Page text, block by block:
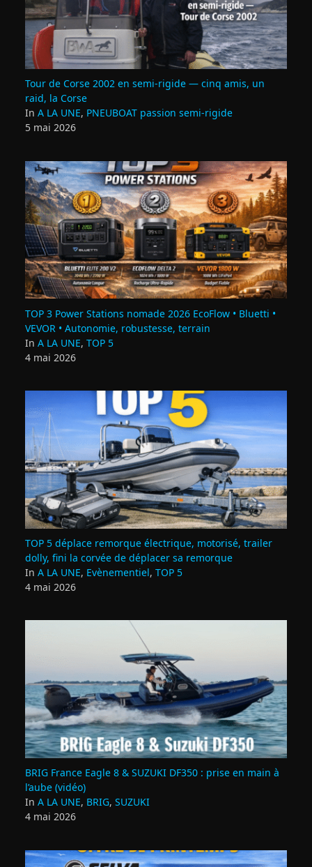
Tour de Corse 2002 en semi‑rigide — cinq amis, un
raid, la Corse
In A LA UNE, PNEUBOAT passion semi-rigide
5 mai 2026
TOP 3 Power Stations nomade 2026 EcoFlow • Bluetti •
VEVOR • Autonomie, robustesse, terrain
In A LA UNE, TOP 5
4 mai 2026
TOP 5 déplace remorque électrique, motorisé, trailer
dolly, fini la corvée de déplacer sa remorque
In A LA UNE, Evènementiel, TOP 5
4 mai 2026
BRIG France Eagle 8 & SUZUKI DF350 : prise en main à
l’aube (vidéo)
In A LA UNE, BRIG, SUZUKI
4 mai 2026